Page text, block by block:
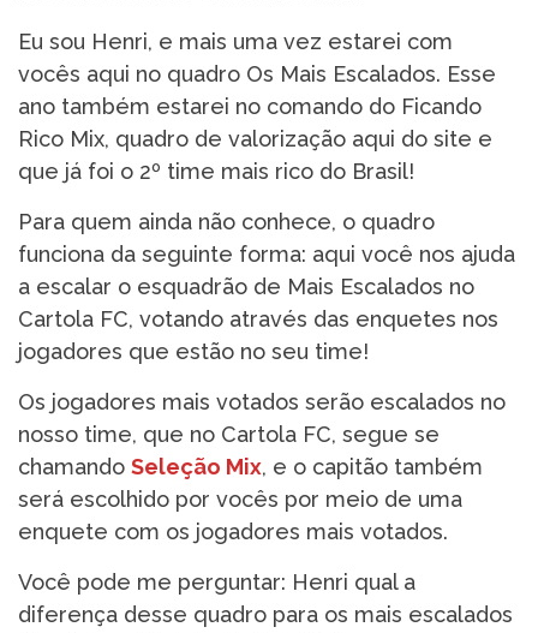
Eu sou Henri, e mais uma vez estarei com
vocês aqui no quadro Os Mais Escalados. Esse
ano também estarei no comando do Ficando
Rico Mix, quadro de valorização aqui do site e
que já foi o 2º time mais rico do Brasil!
Para quem ainda não conhece, o quadro
funciona da seguinte forma: aqui você nos ajuda
a escalar o esquadrão de Mais Escalados no
Cartola FC, votando através das enquetes nos
jogadores que estão no seu time!
Os jogadores mais votados serão escalados no
nosso time, que no Cartola FC, segue se
chamando Seleção Mix, e o capitão também
será escolhido por vocês por meio de uma
enquete com os jogadores mais votados.
Você pode me perguntar: Henri qual a
diferença desse quadro para os mais escalados